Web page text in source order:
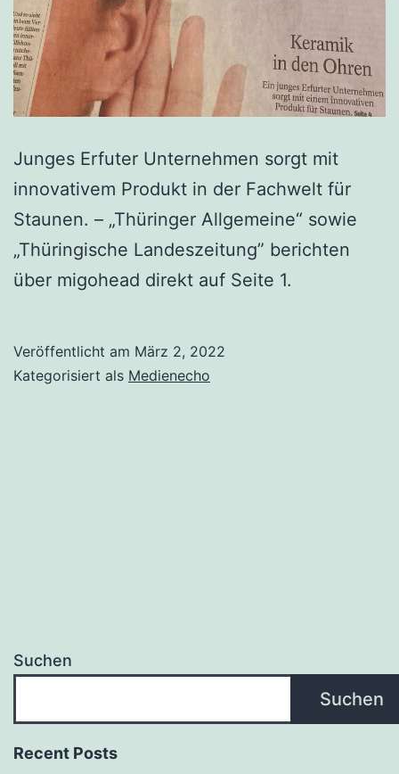
Junges Erfuter Unternehmen sorgt mit
innovativem Produkt in der Fachwelt für
Staunen. – „Thüringer Allgemeine“ sowie
„Thüringische Landeszeitung” berichten
über migohead direkt auf Seite 1.
Veröffentlicht am März 2, 2022
Kategorisiert als Medienecho
Suchen
Suchen
Recent Posts